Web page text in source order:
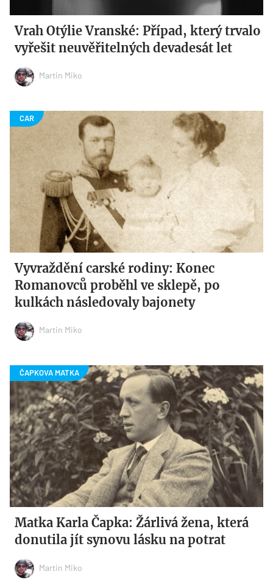
Vrah Otýlie Vranské: Případ, který trvalo
vyřešit neuvěřitelných devadesát let
Martin Miko
Vyvraždění carské rodiny: Konec
Romanovců proběhl ve sklepě, po
kulkách následovaly bajonety
Martin Miko
Matka Karla Čapka: Žárlivá žena, která
donutila jít synovu lásku na potrat
Martin Miko